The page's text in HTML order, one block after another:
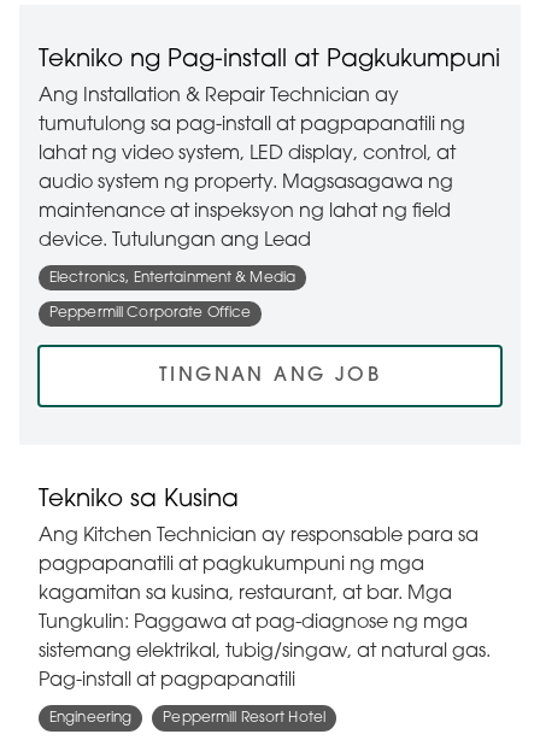
Tekniko ng Pag-install at Pagkukumpuni
Ang Installation & Repair Technician ay
tumutulong sa pag-install at pagpapanatili ng
lahat ng video system, LED display, control, at
audio system ng property. Magsasagawa ng
maintenance at inspeksyon ng lahat ng field
device. Tutulungan ang Lead
Electronics, Entertainment & Media
Peppermill Corporate Office
TINGNAN ANG JOB
Tekniko sa Kusina
Ang Kitchen Technician ay responsable para sa
pagpapanatili at pagkukumpuni ng mga
kagamitan sa kusina, restaurant, at bar. Mga
Tungkulin: Paggawa at pag-diagnose ng mga
sistemang elektrikal, tubig/singaw, at natural gas.
Pag-install at pagpapanatili
Engineering Peppermill Resort Hotel